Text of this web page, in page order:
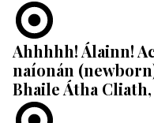
Ahhhhh! Álainn!
naíonán
Bhaile Átha